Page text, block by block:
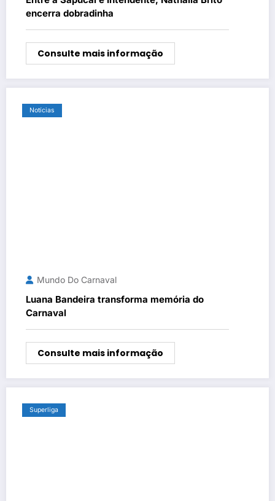
encerra dobradinha
Consulte mais informação
Notícias
Mundo Do Carnaval
Luana Bandeira transforma memória do
Carnaval
Consulte mais informação
Superliga